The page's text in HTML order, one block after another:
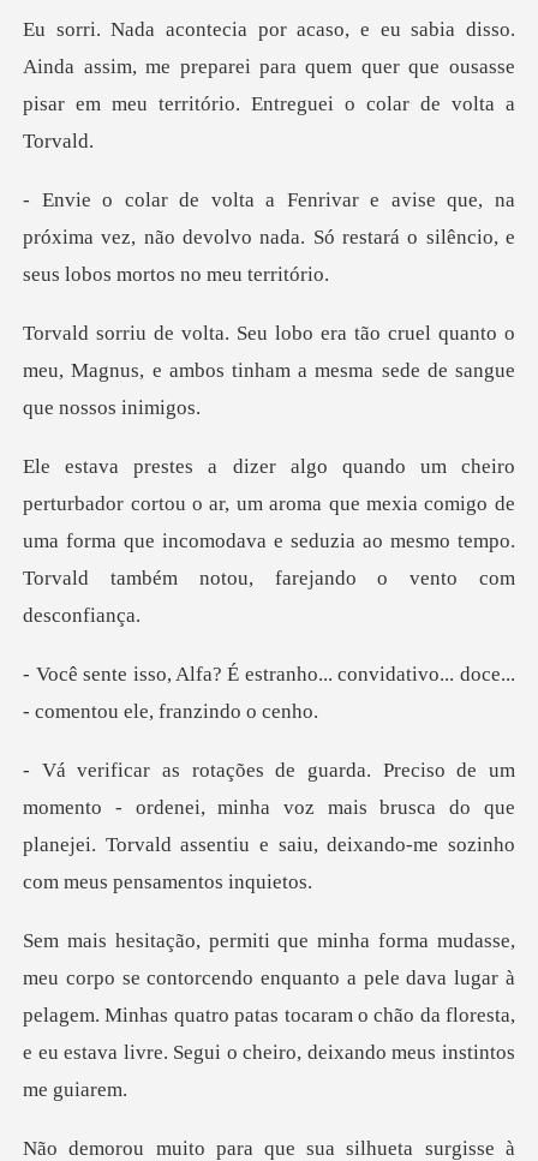
nda assim, me preparei para quem quer que ousasse
pisar
na
próxima vez, não devolvo nada. Só restará o
cruel quanto o
meu, Magnus, e ambos tinham
ar, um aroma que mexia comigo de
uma forma que incomodava e seduzia ao
nho... convidativo... doce...
-
ordenei, minha voz mais brusca do que
planejei. Torvald assent
enquanto a pele dava lugar à
pelagem. Minhas quatro patas tocaram o chão da fl